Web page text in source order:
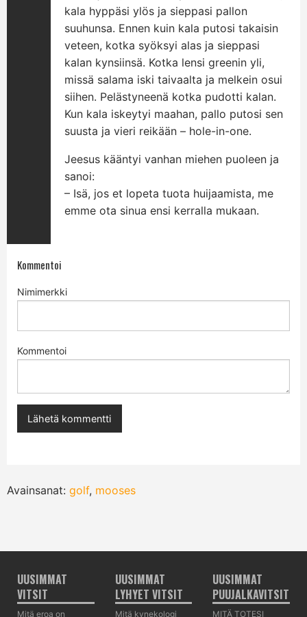
kala hyppäsi ylös ja sieppasi pallon
suuhunsa. Ennen kuin kala putosi takaisin
veteen, kotka syöksyi alas ja sieppasi
kalan kynsiinsä. Kotka lensi greenin yli,
missä salama iski taivaalta ja melkein osui
siihen. Pelästyneenä kotka pudotti kalan.
Kun kala iskeytyi maahan, pallo putosi sen
suusta ja vieri reikään – hole-in-one.
Jeesus kääntyi vanhan miehen puoleen ja
sanoi:
– Isä, jos et lopeta tuota huijaamista, me
emme ota sinua ensi kerralla mukaan.
Kommentoi
Nimimerkki
Kommentoi
Avainsanat: golf, mooses
UUSIMMAT
VITSIT
Mitä eroa on
UUSIMMAT
LYHYET VITSIT
Mitä kynekologi
UUSIMMAT
PUUJALKAVITSIT
MITÄ TOTESI